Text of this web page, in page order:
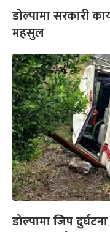
डोल्पामा सरकारी
महसुल
डोल्पामा जिप